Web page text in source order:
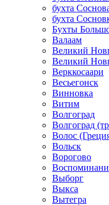
бухта
бухта
Бухты
Валаам
Великий
Великий
Верккосаари
Весьегонск
Винновка
Витим
Волгоград
Волгоград
Волос
Вольск
Ворогово
Выборг
Выкса
Вытегра